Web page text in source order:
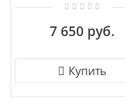
7 650 руб.
Купить